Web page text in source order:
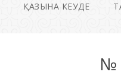
ҚАЗЫНА КЕУДЕ
№